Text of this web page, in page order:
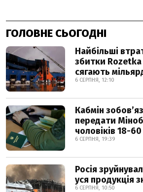
ГОЛОВНЕ СЬОГОДНІ
Найбільші
збитки Rozetka
сягають
6 СЕРПНЯ, 12:10
Кабмін
передати
чоловіків 18-
6 СЕРПНЯ, 19:39
Росія
уся продукція
6 СЕРПНЯ, 10:50